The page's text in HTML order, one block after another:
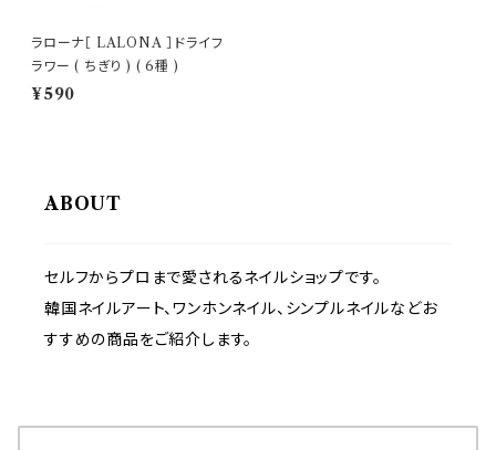
ラローナ［ LALONA ］ドライフ
ラワー ( ちぎり ) ( 6種 )
¥590
ABOUT
セルフからプロまで愛されるネイルショップです。
韓国ネイルアート、ワンホンネイル、シンプルネイルなどお
すすめの商品をご紹介します。